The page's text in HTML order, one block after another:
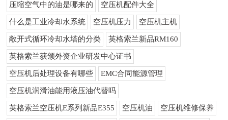
压缩空气中的油是哪来的 空压机配件大全
什么是工业冷却水系统 空压机压力 空压机主机
敞开式循环冷却水塔的分类 英格索兰新品RM160
英格索兰获颁外资企业研发中心证书
空压机后处理设备有哪些 EMC合同能源管理
空压机润滑油能用液压油代替吗
英格索兰空压机E系列新品E355 空压机油 空压机维修保养